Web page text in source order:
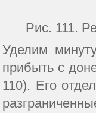
Рис. 111.
Уделим
прибыть с
110). Его